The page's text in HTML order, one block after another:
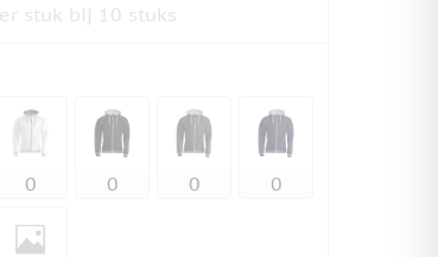
stuk bij 10 stuks